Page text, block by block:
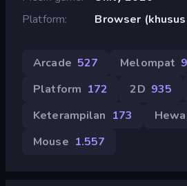
Platform
Browser
Arcade 527 Melompat
Platform 172 2D 935
Keterampilan 173
Mouse 1.557